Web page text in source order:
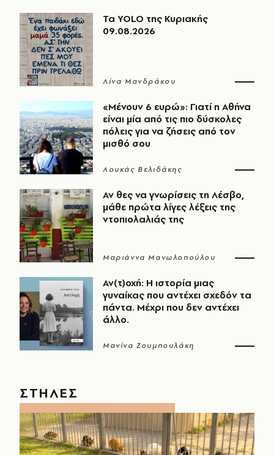
Τα YOLO της Κυριακής
09.08.2026
Λίνα Μανδράκου
«Μένουν 6 ευρώ»: Γιατί η Αθήνα
είναι μία από τις πιο δύσκολες
πόλεις για να ζήσεις από τον
μισθό σου
Λουκάς Βελιδάκης
Αν θες να γνωρίσεις τη Λέσβο,
μάθε πρώτα λίγες λέξεις της
ντοπιολαλιάς της
Μαριάννα Μανωλοπούλου
Αν(τ)οχή: Η ιστορία μιας
γυναίκας που αντέχει σχεδόν τα
πάντα. Μέχρι που δεν αντέχει
άλλο.
Μανίνα Ζουμπουλάκη
ΣΤΗΛΕΣ